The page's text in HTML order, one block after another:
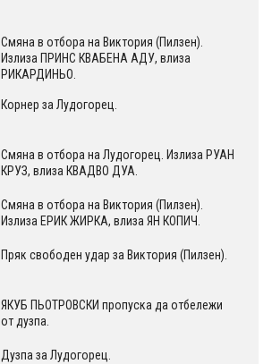
Смяна в отбора на Виктория (Пилзен).
Излиза ПРИНС КВАБЕНА АДУ, влиза
РИКАРДИНЬО.
Корнер за Лудогорец.
Смяна в отбора на Лудогорец. Излиза РУАН
КРУЗ, влиза КВАДВО ДУА.
Смяна в отбора на Виктория (Пилзен).
Излиза ЕРИК ЖИРКА, влиза ЯН КОПИЧ.
Пряк свободен удар за Виктория (Пилзен).
ЯКУБ ПЬОТРОВСКИ пропуска да отбележи
от дузпа.
Дузпа за Лудогорец.